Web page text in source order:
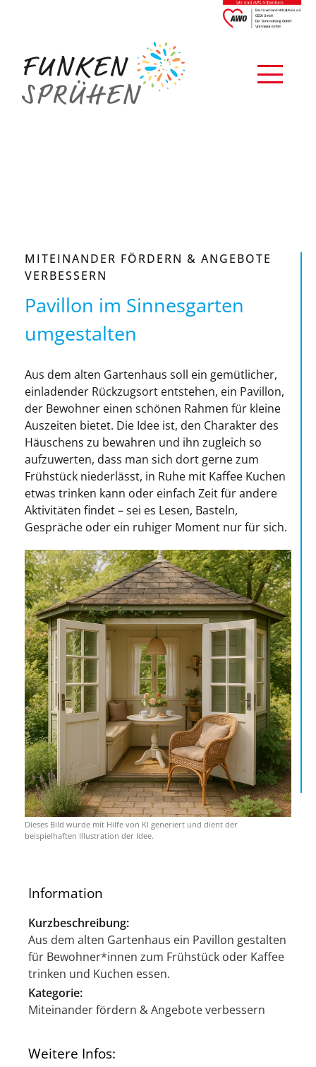
MITEINANDER FÖRDERN & ANGEBOTE
VERBESSERN
Pavillon im Sinnesgarten
umgestalten
Aus dem alten Gartenhaus soll ein gemütlicher,
einladender Rückzugsort entstehen, ein Pavillon,
der Bewohner einen schönen Rahmen für kleine
Auszeiten bietet. Die Idee ist, den Charakter des
Häuschens zu bewahren und ihn zugleich so
aufzuwerten, dass man sich dort gerne zum
Frühstück niederlässt, in Ruhe mit Kaffee Kuchen
etwas trinken kann oder einfach Zeit für andere
Aktivitäten findet – sei es Lesen, Basteln,
Gespräche oder ein ruhiger Moment nur für sich.
Dieses Bild wurde mit Hilfe von KI generiert und dient der
beispielhaften Illustration der Idee.
Information
Kurzbeschreibung:
Aus dem alten Gartenhaus ein Pavillon gestalten
für Bewohner*innen zum Frühstück oder Kaffee
trinken und Kuchen essen.
Kategorie:
Miteinander fördern & Angebote verbessern
Weitere Infos: